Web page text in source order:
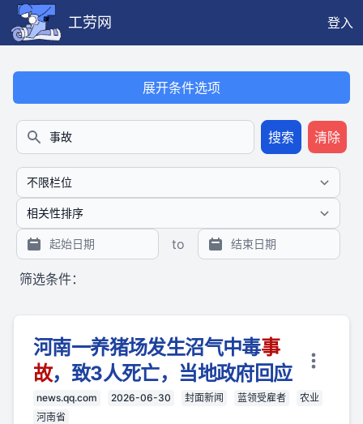
工劳网
登入
展开条件选项
搜索
搜索 清除
to
筛选条件：
河南一养猪场发生沼气中毒事
故，致3人死亡，当地政府回应
news.qq.com 2026-06-30 封面新闻 蓝领受雇者
农业
河南省